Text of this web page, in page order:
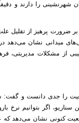
شهرنشینی را دارند و
در سن ازدواج، بر ضرورت
میدانی نشان می‌دهد
از مشکلات مدیریتی،
حال، واقعیت کنونی نشان